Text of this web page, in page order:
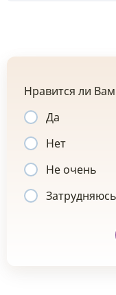
Нравится ли
Да
Нет
Не очень